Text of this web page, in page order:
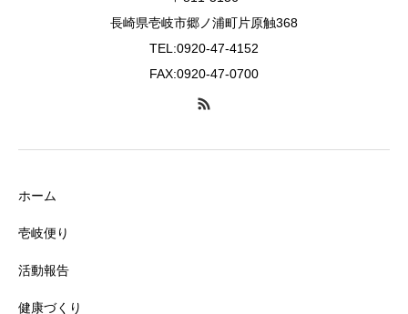
長崎県壱岐市郷ノ浦町片原触368
TEL:0920-47-4152
FAX:0920-47-0700
ホーム
壱岐便り
活動報告
健康づくり